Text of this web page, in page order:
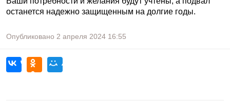
останется надежно защищенным на долгие годы.
Опубликовано 2 апреля 2024 16:55